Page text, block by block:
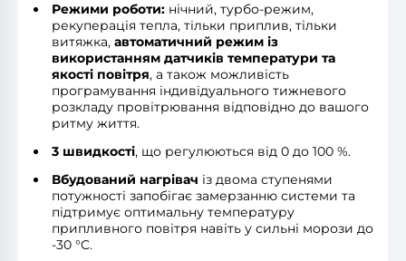
Режими роботи: нічний, турбо-режим,
рекуперація тепла, тільки приплив, тільки
витяжка, автоматичний режим із
використанням датчиків температури та
якості повітря, а також можливість
програмування індивідуального тижневого
розкладу провітрювання відповідно до вашого
ритму життя.
3 швидкості, що регулюються від 0 до 100 %.
Вбудований нагрівач із двома ступенями
потужності запобігає замерзанню системи та
підтримує оптимальну температуру
припливного повітря навіть у сильні морози до
-30 °C.